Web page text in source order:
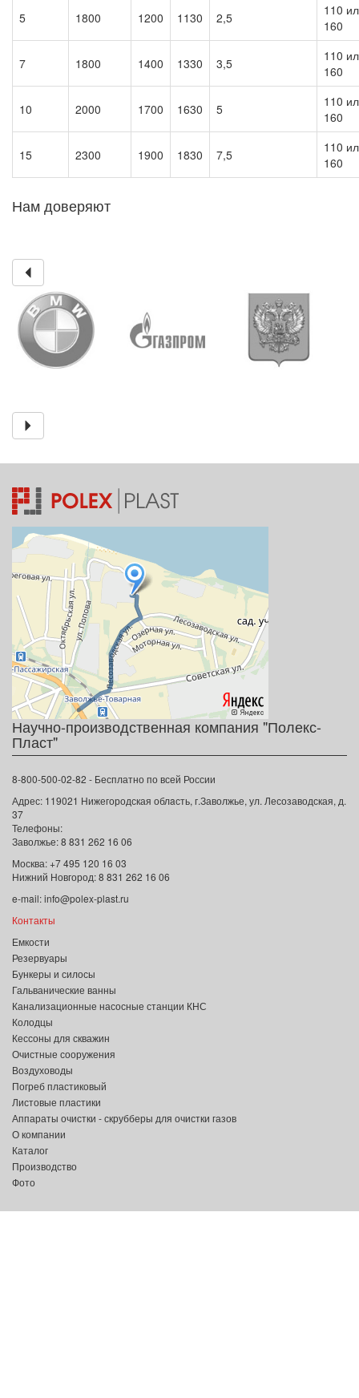
5 1800 1200 1130 2,5
110
160
7 1800 1400 1330 3,5
110
160
10 2000 1700 1630 5
110
160
15 2300 1900 1830 7,5
110
160
Нам доверяют
Научно-производственная компания "Полекс-
Пласт"
8-800-500-02-82 - Бесплатно по всей России
Адрес: 119021 Нижегородская облaсть, г.Заволжье, ул. Лесозаводская, д.
37
Телефоны:
Заволжье:8 831 262 16 06
Москва: +7 495 120 16 03
Нижний Новгород: 8 831 262 16 06
e-mail:info@polex-plast.ru
Контакты
Емкости
Резервуары
Бункеры и силосы
Гальванические ванны
Канализационные насосные станции КНС
Колодцы
Кессоны для скважин
Очистные сооружения
Воздуховоды
Погреб пластиковый
Листовые пластики
Аппараты очистки - скрубберы для очистки газов
О компании
Каталог
Производство
Фото